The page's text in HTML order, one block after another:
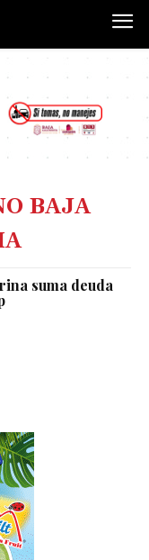
BAJA
suma deuda